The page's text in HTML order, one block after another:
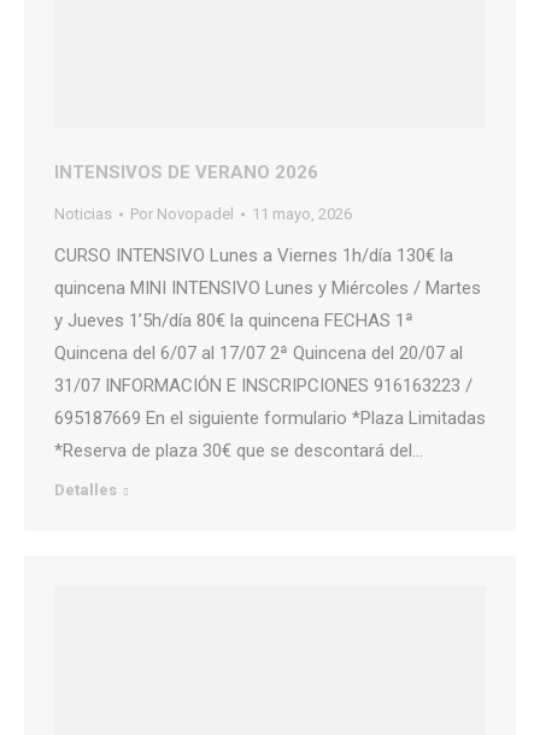
INTENSIVOS DE VERANO 2026
Noticias Por Novopadel 11 mayo, 2026
CURSO INTENSIVO Lunes a Viernes 1h/día 130€ la
quincena MINI INTENSIVO Lunes y Miércoles / Martes
y Jueves 1’5h/día 80€ la quincena FECHAS 1ª
Quincena del 6/07 al 17/07 2ª Quincena del 20/07 al
31/07 INFORMACIÓN E INSCRIPCIONES 916163223 /
695187669 En el siguiente formulario *Plaza Limitadas
*Reserva de plaza 30€ que se descontará del…
Detalles